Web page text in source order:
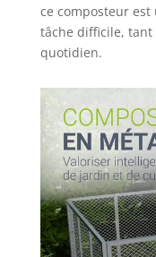
ce composteur est
tâche difficile, tant
quotidien.